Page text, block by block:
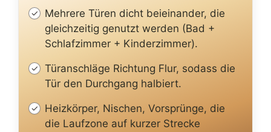
Mehrere Türen dicht beieinander, die
gleichzeitig genutzt werden (Bad +
Schlafzimmer + Kinderzimmer).
Türanschläge Richtung Flur, sodass die
Tür den Durchgang halbiert.
Heizkörper, Nischen, Vorsprünge, die
die Laufzone auf kurzer Strecke